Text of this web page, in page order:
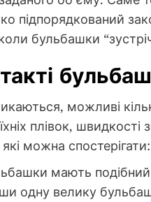
підпорядкований
бульбашки
можливі
плівок, швидкості
можна спостерігати:
мають подібний
одну велику